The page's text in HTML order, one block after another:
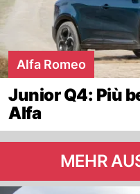
Alfa Romeo
Junior Q4: Più
Alfa
MEHR